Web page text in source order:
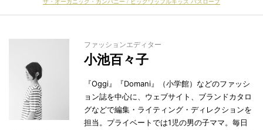
ザ・オーガニック・カンパニー / ビッグワッフルキッズ バスローブ
ファッションエディター
小池百々子
『Oggi』『Domani』（小学館）などのファッシ
ョン誌を中心に、ウェブサイト、ブランドカタロ
グなどで編集・ライティング・ディレクションを
担当。プライベートでは1児の男の子ママ。毎日